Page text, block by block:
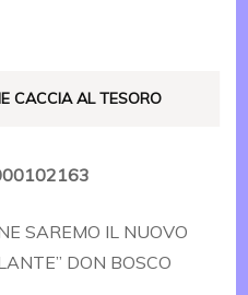
CACCIA AL TESORO
SAREMO IL NUOVO
DON BOSCO